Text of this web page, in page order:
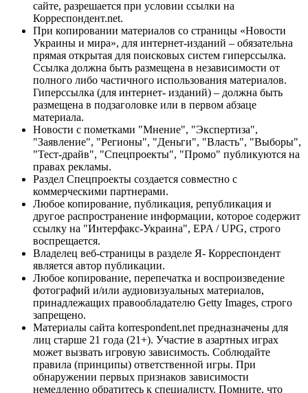
сайте, разрешается при условии ссылки на
Корреспондент.net.
При копировании материалов со страницы «Новости
Украины и мира», для интернет-изданий – обязательна
прямая открытая для поисковых систем гиперссылка.
Ссылка должна быть размещена в независимости от
полного либо частичного использования материалов.
Гиперссылка (для интернет- изданий) – должна быть
размещена в подзаголовке или в первом абзаце
материала.
Новости с пометками "Мнение", "Экспертиза",
"Заявление", "Регионы", "Деньги", "Власть", "Выборы",
"Тест-драйв", "Спецпроекты", "Промо" публикуются на
правах рекламы.
Раздел Спецпроекты создается совместно с
коммерческими партнерами.
Любое копирование, публикация, републикация и
другое распространение информации, которое содержит
ссылку на "Интерфакс-Украина", EPA / UPG, строго
воспрещается.
Владелец веб-страницы в разделе Я- Корреспондент
является автор публикации.
Любое копирование, перепечатка и воспроизведение
фотографий и/или аудиовизуальных материалов,
принадлежащих правообладателю Getty Images, строго
запрещено.
Материалы сайта korrespondent.net предназначены для
лиц старше 21 года (21+). Участие в азартных играх
может вызвать игровую зависимость. Соблюдайте
правила (принципы) ответственной игры. При
обнаружении первых признаков зависимости
немедленно обратитесь к специалисту. Помните, что